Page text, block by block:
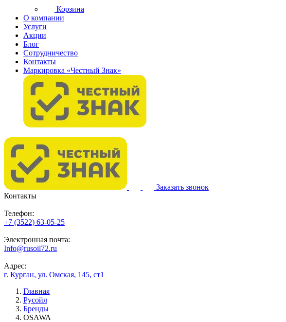
Корзина
О компании
Услуги
Акции
Блог
Сотрудничество
Контакты
Маркировка «Честный Знак»
Заказать звонок
Контакты
Телефон:
+7 (3522) 63-05-25
Электронная почта:
Info@rusoil72.ru
Адрес:
г. Курган, ул. Омская, 145, ст1
Главная
Русойл
Бренды
OSAWA